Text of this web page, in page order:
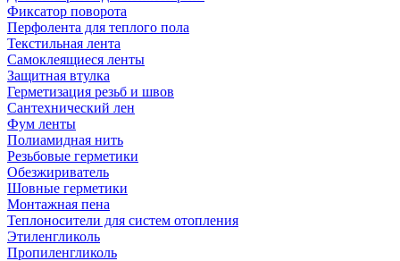
Фиксатор поворота
Перфолента для теплого пола
Текстильная лента
Самоклеящиеся ленты
Защитная втулка
Герметизация резьб и швов
Сантехнический лен
Фум ленты
Полиамидная нить
Резьбовые герметики
Обезжириватель
Шовные герметики
Монтажная пена
Теплоносители для систем отопления
Этиленгликоль
Пропиленгликоль